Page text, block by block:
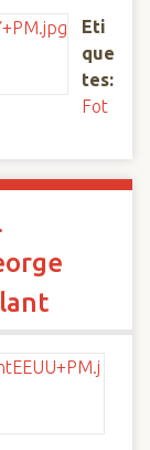
Eti
que
tes:
Fot